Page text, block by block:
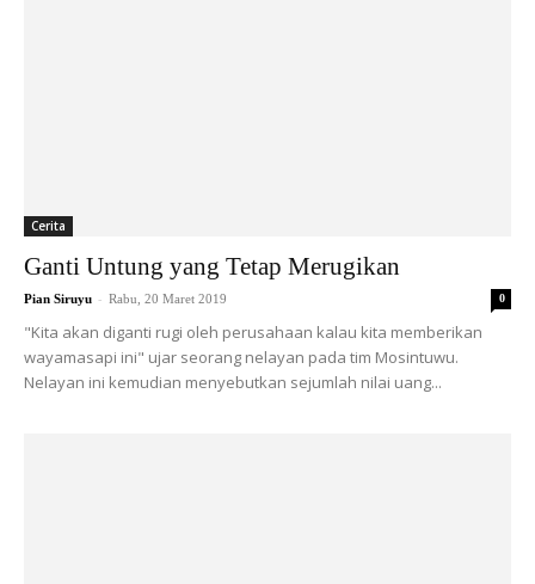
Cerita
Ganti Untung yang Tetap Merugikan
Pian Siruyu - Rabu, 20 Maret 2019 0
"Kita akan diganti rugi oleh perusahaan kalau kita memberikan
wayamasapi ini" ujar seorang nelayan pada tim Mosintuwu.
Nelayan ini kemudian menyebutkan sejumlah nilai uang...